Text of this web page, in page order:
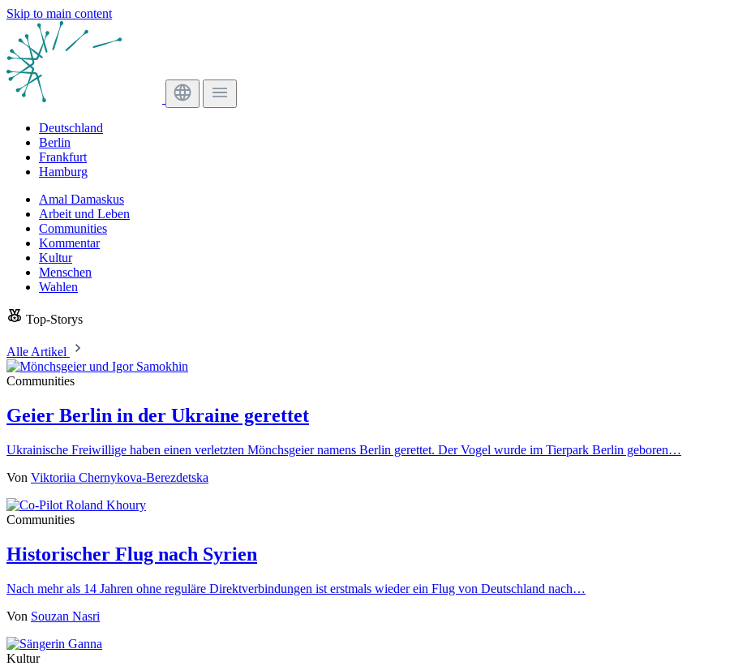
Skip to main content
Deutschland
Berlin
Frankfurt
Hamburg
Amal Damaskus
Arbeit und Leben
Communities
Kommentar
Kultur
Menschen
Wahlen
Top-Storys
Alle Artikel
Communities
Geier Berlin in der Ukraine gerettet
Ukrainische Freiwillige haben einen verletzten Mönchsgeier namens Berlin gerettet. Der Vogel wurde im Tierpark Berlin geboren…
Von Viktoriia Chernykova-Berezdetska
Communities
Historischer Flug nach Syrien
Nach mehr als 14 Jahren ohne reguläre Direktverbindungen ist erstmals wieder ein Flug von Deutschland nach…
Von Souzan Nasri
Kultur